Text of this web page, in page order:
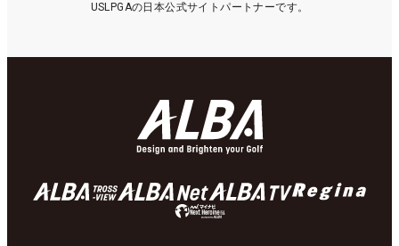
USLPGAの日本公式サイトパートナーです。